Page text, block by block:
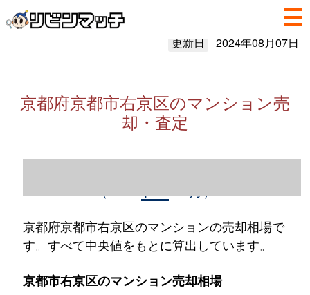
更新日 2024年08月07日
京都府京都市右京区のマンション売
却・査定
京都府京都市右京区のマンションの売却相場で
す。すべて中央値をもとに算出しています。
京都市右京区のマンション売却相場